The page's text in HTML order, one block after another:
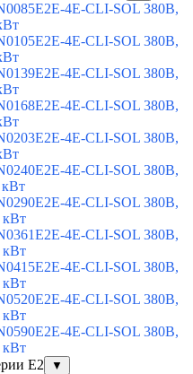
4E-CLI-SOL 380В,
4E-CLI-SOL 380В,
4E-CLI-SOL 380В,
4E-CLI-SOL 380В,
4E-CLI-SOL 380В,
4E-CLI-SOL 380В,
кВт
4E-CLI-SOL 380В,
кВт
4E-CLI-SOL 380В,
кВт
4E-CLI-SOL 380В,
кВт
4E-CLI-SOL 380В,
кВт
4E-CLI-SOL 380В,
кВт
E2
▼